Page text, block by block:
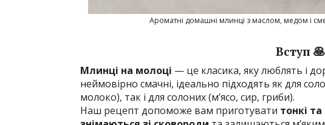
Ароматні домашні млинці з маслом, медом і
Вступ 🥞
Млинці на молоці — це класика, яку люблять і
неймовірно смачні, ідеально підходять як для
молоко), так і для солоних (м’ясо, сир, гриби).
Наш рецепт допоможе вам приготувати тонкі